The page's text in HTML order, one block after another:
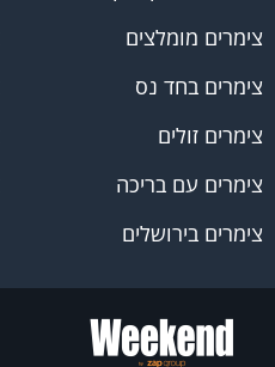
צימרים מומלצים
צימרים בחד נס
צימרים זולים
צימרים עם בריכה
צימרים בירושלים